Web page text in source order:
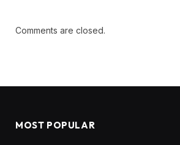
Comments are closed.
MOST POPULAR